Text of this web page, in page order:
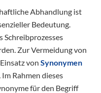
Abhandlung ist
Bedeutung.
Schreibprozesses
Zur Vermeidung von
von Synonymen
Rahmen dieses
für den Begriff